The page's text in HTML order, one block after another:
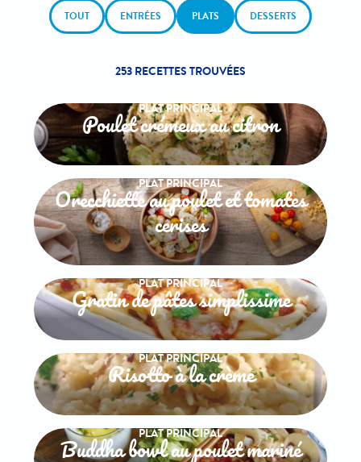
TOUT ENTRÉES PLATS DESSERTS
253 RECETTES TROUVÉES
PLAT PRINCIPAL
Poulet crémeux au citron
PLAT PRINCIPAL
Orecchiette au poulet et tomates
cerises
PLAT PRINCIPAL
Gratin de pâtes simplissime
PLAT PRINCIPAL
Risotto à la crème
PLAT PRINCIPAL
Buddha bowl au poulet mariné